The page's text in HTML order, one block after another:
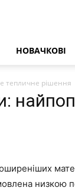
НОВАЧКОВІ
тепличне рішення
​​низкою